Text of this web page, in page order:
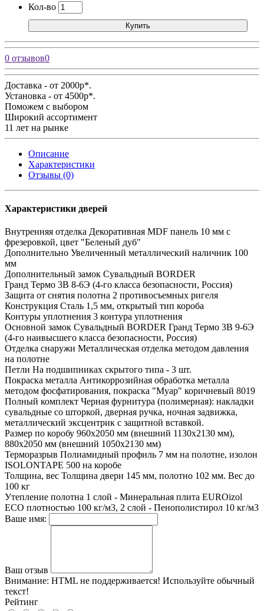
Кол-во
Купить
0 отзывов0
Доставка - от 2000р*.
Установка - от 4500р*.
Поможем с выбором
Широкий ассортимент
11 лет на рынке
Описание
Характеристики
Отзывы (0)
Характеристики дверей
Внутренняя отделка Декоративная MDF панель 10 мм с
фрезеровкой, цвет "Беленый дуб"
Дополнительно Увеличенный металлический наличник 100
мм
Дополнительный замок Сувальдный BORDER
Гранд Термо 3В 8-6Э (4-го класса безопасности, Россия)
Защита от снятия полотна 2 противосъемных ригеля
Конструкция Сталь 1,5 мм, открытый тип короба
Контуры уплотнения 3 контура уплотнения
Основной замок Сувальдный BORDER Гранд Термо 3В 9-6Э
(4-го наивысшего класса безопасности, Россия)
Отделка снаружи Металлическая отделка методом давления
на полотне
Петли На подшипниках скрытого типа - 3 шт.
Покраска металла Антикоррозийная обработка металла
методом фосфатирования, покраска "Муар" коричневый 8019
Полный комплект Черная фурнитура (полимерная): накладки
сувальдные со шторкой, дверная ручка, ночная задвижка,
металлический эксцентрик с защитной вставкой.
Размер по коробу 960х2050 мм (внешний 1130х2130 мм),
880х2050 мм (внешний 1050х2130 мм)
Терморазрыв Полиамидный профиль 7 мм на полотне, изолон
ISOLONTAPE 500 на коробе
Толщина, вес Толщина двери 145 мм, полотно 102 мм. Вес до
100 кг
Утепление полотна 1 слой - Минеральная плита EUROizol
ECO плотностью 100 кг/м3, 2 слой - Пенополистирол 10 кг/м3
Ваше имя:
Ваш отзыв
Внимание: HTML не поддерживается! Используйте обычный
текст!
Рейтинг